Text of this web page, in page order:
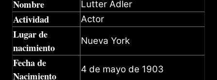
Nombre Lutter Adler
Actividad Actor
Lugar de
nacimiento
Nueva York
Fecha de
Nacimiento
4 de mayo de 1903